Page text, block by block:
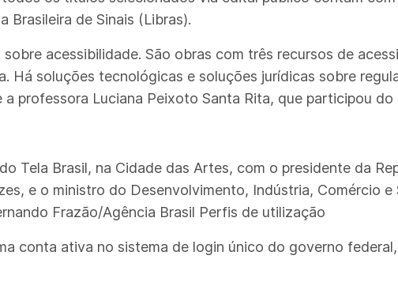
Brasileira de Sinais (Libras).
acessibilidade. São obras com três recursos de
Há soluções tecnológicas e soluções jurídicas sobre
professora Luciana Peixoto Santa Rita, que participou do
Tela Brasil, na Cidade das Artes, com o presidente da
e o ministro do Desenvolvimento, Indústria, Comércio e
Frazão/Agência Brasil Perfis de utilização
conta ativa no sistema de login único do governo